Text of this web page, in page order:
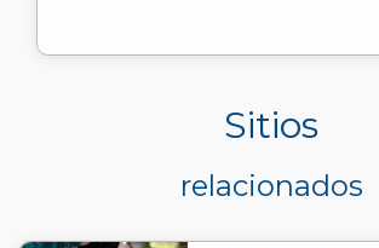
Sitios
relacionados